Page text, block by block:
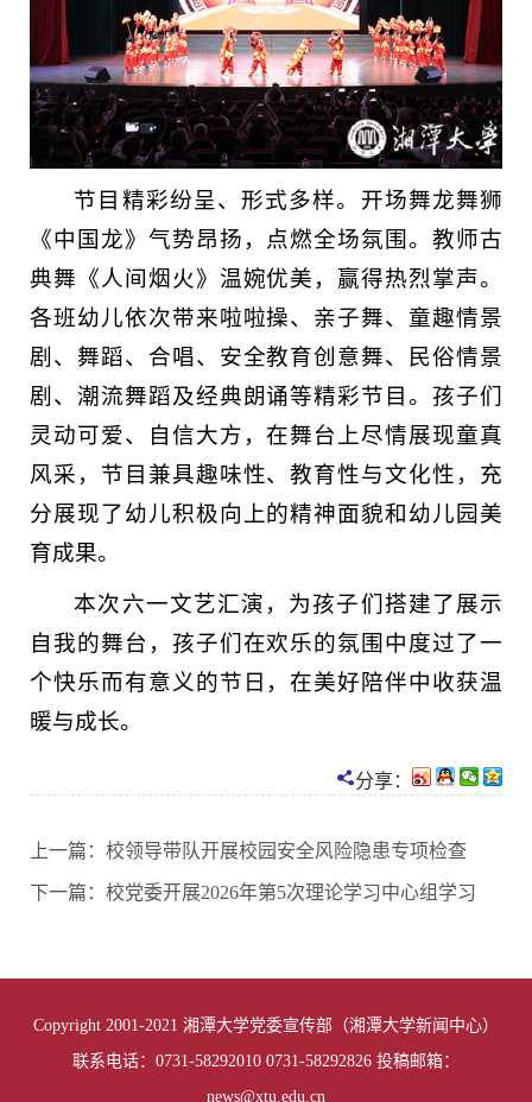
节目精彩纷呈、形式多样。开场舞龙舞狮
《中国龙》气势昂扬，点燃全场氛围。教师古
典舞《人间烟火》温婉优美，赢得热烈掌声。
各班幼儿依次带来啦啦操、亲子舞、童趣情景
剧、舞蹈、合唱、安全教育创意舞、民俗情景
剧、潮流舞蹈及经典朗诵等精彩节目。孩子们
灵动可爱、自信大方，在舞台上尽情展现童真
风采，节目兼具趣味性、教育性与文化性，充
分展现了幼儿积极向上的精神面貌和幼儿园美
育成果。
本次六一文艺汇演，为孩子们搭建了展示
自我的舞台，孩子们在欢乐的氛围中度过了一
个快乐而有意义的节日，在美好陪伴中收获温
暖与成长。
分享：
上一篇： 校领导带队开展校园安全风险隐患专项检查
下一篇： 校党委开展2026年第5次理论学习中心组学习
Copyright 2001-2021 湘潭大学党委宣传部（湘潭大学新闻中心）
联系电话：0731-58292010 0731-58292826 投稿邮箱：
news@xtu.edu.cn